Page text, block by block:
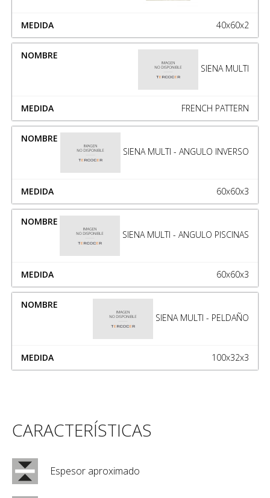
40x60x2
SIENA MULTI
FRENCH PATTERN
SIENA MULTI - ANGULO INVERSO
60x60x3
SIENA MULTI - ANGULO PISCINAS
60x60x3
SIENA MULTI - PELDAÑO
100x32x3
CARACTERÍSTICAS
Espesor aproximado